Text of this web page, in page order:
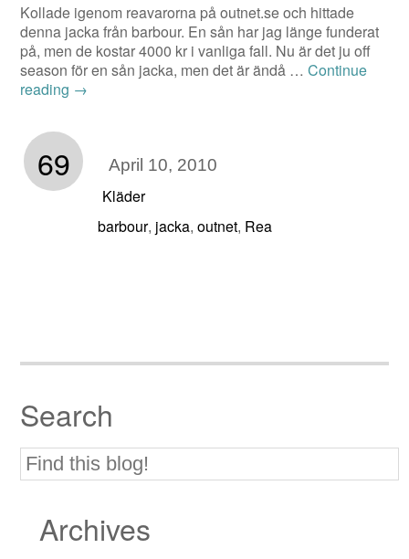
Kollade igenom reavarorna på outnet.se och hittade
denna jacka från barbour. En sån har jag länge funderat
på, men de kostar 4000 kr i vanliga fall. Nu är det ju off
season för en sån jacka, men det är ändå …Continue
reading →
69 April 10, 2010
Kläder
barbour, jacka,outnet, Rea
Search
Archives